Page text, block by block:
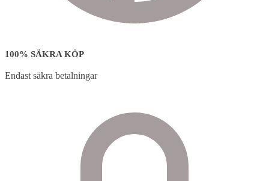
100% SÄKRA KÖP
Endast säkra betalningar